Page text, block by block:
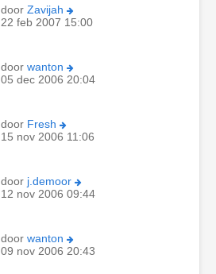
door Zavijah
22 feb 2007 15:00
door wanton
05 dec 2006 20:04
door Fresh
15 nov 2006 11:06
door j.demoor
12 nov 2006 09:44
door wanton
09 nov 2006 20:43